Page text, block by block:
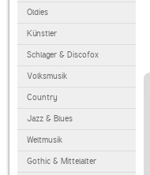
Oldies
Künstler
Schlager & Discofox
Volksmusik
Country
Jazz & Blues
Weltmusik
Gothic & Mittelalter